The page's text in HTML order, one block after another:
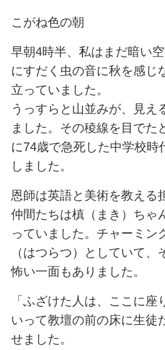
こがね色の朝
早朝4時半、私はまだ暗い
にすだく虫の音に秋を感じ
立っていました。
うっすらと山並みが、見え
ました。その稜線を目でた
に74歳で急死した中学校時
しました。
恩師は英語と美術を教える
仲間たちは槙（まき）ちゃ
っていました。チャーミン
（はつらつ）としていて、
怖い一面もありました。
「ふざけた人は、ここに座
いって教壇の前の床に生徒
せました。